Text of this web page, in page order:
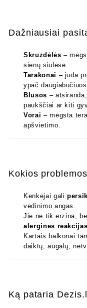
Dažniausiai
Skruzdėlės –
sienų siūlėse.
Tarakonai – juda
ypač
Blusos –
paukščiai ar kiti
Vorai – mėgsta
apšvietimo.
Kokios
Kenkėjai gali
vėdinimo angas.
Jie ne tik erzina,
alergines reakcijas
Kartais balkonai
daiktų, augalų,
Ką pataria